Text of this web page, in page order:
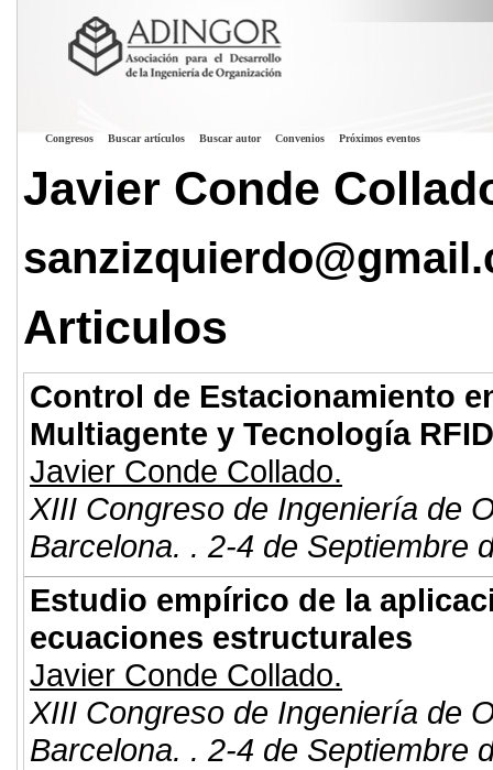
Congresos Buscar artículos Buscar autor Convenios Próximos eventos
Javier Conde
Articulos
Control de Estacionamiento
Multiagente y Tecnología RFID
Javier Conde Collado.
XIII Congreso de Ingeniería de
Barcelona. . 2-4 de Septiembre
Estudio empírico de la
ecuaciones estructurales
Javier Conde Collado.
XIII Congreso de Ingeniería de
Barcelona. . 2-4 de Septiembre